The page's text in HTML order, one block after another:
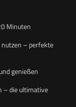
Minuten
– perfekte
genießen
– die ultimative